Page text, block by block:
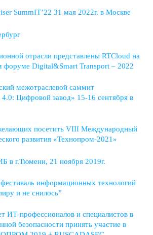
SummIT’22 31 мая 2022г. в Москве
отрасли представлены RTCloud на
Digital&Smart Transport – 2022
межотраслевой саммит
Цифровой завод» 15-16 сентября в
посетить VIII Международный
развития «Технопром-2021»
в г.Тюмени, 21 ноября 2019г.
информационных технологий
и не снилось”
ИТ-профессионалов и специалистов в
безопасности принять участие в